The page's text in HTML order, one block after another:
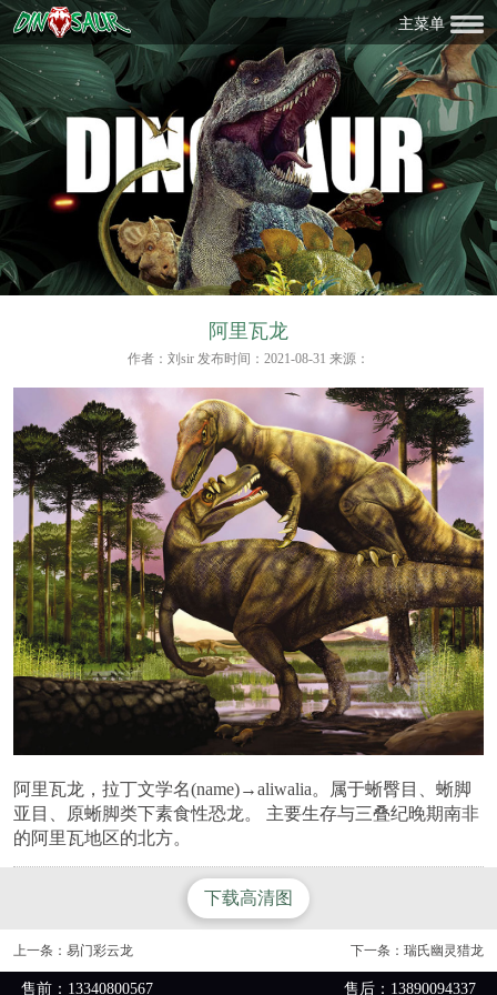
主菜单
阿里瓦龙
作者：刘sir 发布时间：2021-08-31 来源：
阿里瓦龙，拉丁文学名(name)→aliwalia。属于蜥臀目、蜥脚
亚目、原蜥脚类下素食性恐龙。 主要生存与三叠纪晚期南非
的阿里瓦地区的北方。
下载高清图
上一条： 易门彩云龙 下一条： 瑞氏幽灵猎龙
售前：13340800567 售后：13890094337